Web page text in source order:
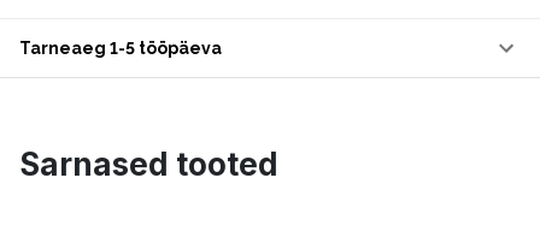
Tarneaeg 1-5 tööpäeva
Sarnased tooted